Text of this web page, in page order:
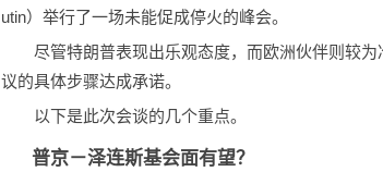
utin）举行了一场未能促成停火的峰会。
尽管特朗普表现出乐观态度，而欧洲伙伴则较
议的具体步骤达成承诺。
以下是此次会谈的几个重点。
普京－泽连斯基会面有望？